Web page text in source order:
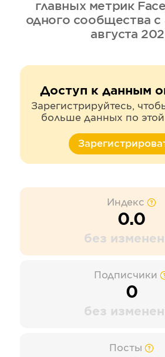
главных метрик
одного сообщества с
августа
Доступ к данным
Зарегистрируйтесь,
больше данных по этой
Индекс
0.0
без
Подписчики
0
без
Посты